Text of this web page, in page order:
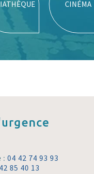
CINÉMA
:04 42 74 93 93
85 40 13